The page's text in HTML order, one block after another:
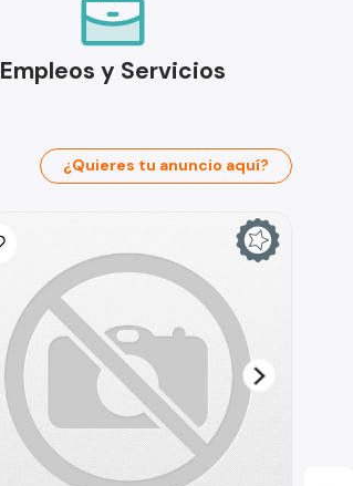
Empleos y Servicios
¿Quieres tu anuncio aquí?